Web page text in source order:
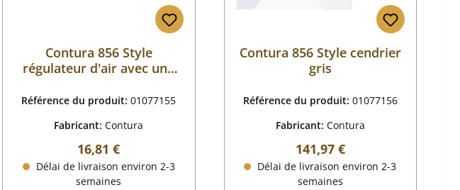
Contura 856 Style
régulateur d'air avec une
Référence du produit:01077155
Fabricant:Contura
Prix régulier :
16,81 €
Délai de livraison environ 2-3
semaines
Contura 856 Style cendrier
gris
Référence du produit: 01077156
Fabricant: Contura
Prix régulier :
141,97 €
Délai de livraison environ 2-3
semaines